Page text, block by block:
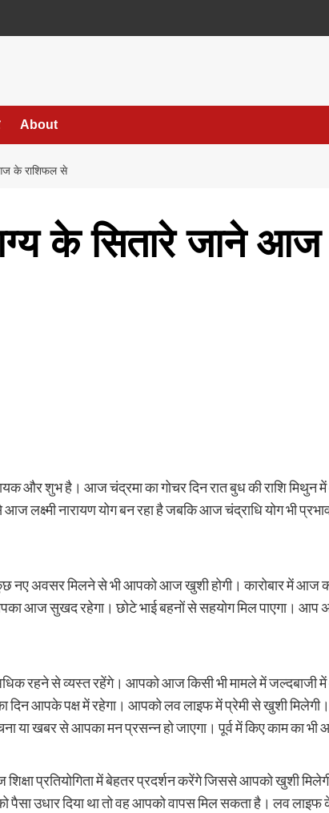
About
के राशिफल से
के सितारे जाने
और शुभ है। आज चंद्रमा का गोचर दिन रात बुध की राशि मिथुन
लक्ष्मी नारायण योग बन रहा है जबकि आज चंद्राधि योग भी
अवसर मिलने से भी आपको आज खुशी होगी। कारोबार में आज का
आज सुखद रहेगा। छोटे भाई बहनों से सहयोग मिल पाएगा। आप
रहने से व्यस्त रहेंगे। आपको आज किसी भी मामले में जल्दबाजी
दिन आपके पक्ष में रहेगा। आपको लव लाइफ में प्रेमी से खुशी
या खबर से आपका मन प्रसन्न हो जाएगा। पूर्व में किए काम का
प्रतियोगिता में बेहतर प्रदर्शन करेंगे जिससे आपको खुशी
पैसा उधार दिया था तो वह आपको वापस मिल सकता है। लव